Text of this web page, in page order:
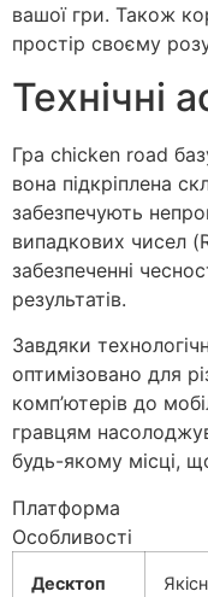
вашої гри. Також
простір своєму
Технічні
Гра chicken road
вона підкріплена
забезпечують
випадкових чисел
забезпеченні
результатів.
Завдяки
оптимізовано для
комп’ютерів до
гравцям
будь-якому місці,
Платформа
Особливості
Десктоп